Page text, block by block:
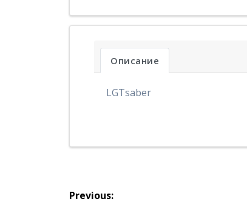
Описание
LGTsaber
Навигация
Previous: